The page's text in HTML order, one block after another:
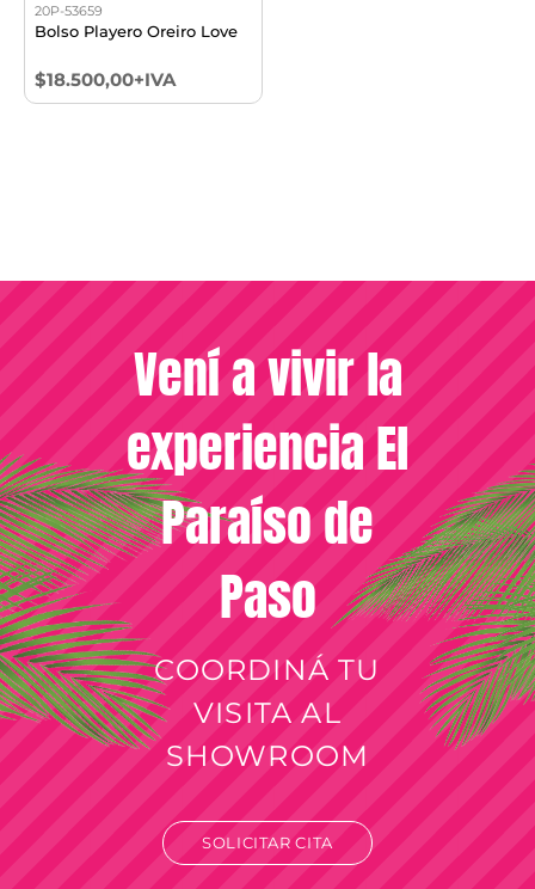
20P-53659
Bolso Playero Oreiro Love
$18.500,00+IVA
Vení a vivir la
experiencia El
Paraíso de
Paso
COORDINÁ TU
VISITA AL
SHOWROOM
SOLICITAR CITA